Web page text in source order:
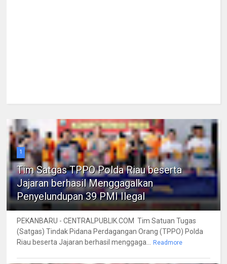
1
Tim Satgas TPPO Polda Riau beserta
Jajaran berhasil Menggagalkan
Penyelundupan 39 PMI Ilegal
PEKANBARU - CENTRALPUBLIK.COM Tim Satuan Tugas
(Satgas) Tindak Pidana Perdagangan Orang (TPPO) Polda
Riau beserta Jajaran berhasil menggaga...
Readmore